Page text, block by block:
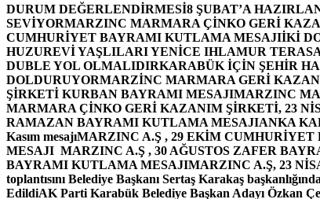
DURUM DEĞERLENDİRMESİ8 ŞUBAT’A
SEVİYORMARZINC MARMARA ÇİNKO GERİ
CUMHURİYET BAYRAMI KUTLAMA MESAJIİKİ
HUZUREVİ YAŞLILARI YENİCE IHLAMUR
DUBLE YOL OLMALIDIRKARABÜK İÇİN ŞEHİR
DOLDURUYORMARZİNC MARMARA GERİ
ŞİRKETİ KURBAN BAYRAMI MESAJIMARZINC
MARMARA ÇİNKO GERİ KAZANIM ŞİRKETİ, 23
RAMAZAN BAYRAMI KUTLAMA MESAJIANKA
Kasım mesajıMARZINC A.Ş , 29 EKİM
MESAJI MARZINC A.Ş , 30 AĞUSTOS ZAFER
BAYRAMI KUTLAMA MESAJIMARZINC A.Ş, 23
toplantısını Belediye Başkanı Sertaş Karakaş
EdildiAK Parti Karabük Belediye Başkan Adayı Özkan